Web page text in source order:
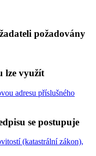
požadovány
lze využít
adresu příslušného
se postupuje
(katastrální zákon),